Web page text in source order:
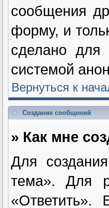
сообщения
форму, и
сделано для
системой
Вернуться к
Создание сообщений
» Как мне
Для
тема». Для
«Ответить».